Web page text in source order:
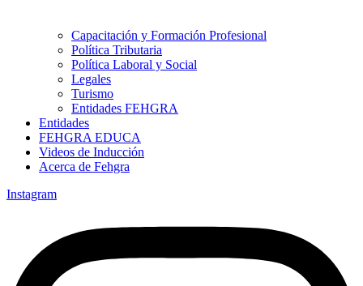
Capacitación y Formación Profesional
Política Tributaria
Política Laboral y Social
Legales
Turismo
Entidades FEHGRA
Entidades
FEHGRA EDUCA
Videos de Inducción
Acerca de Fehgra
Instagram